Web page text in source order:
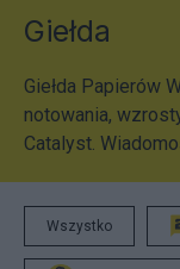
Giełda
Giełda Papierów
notowania,
Catalyst.
Wszystko